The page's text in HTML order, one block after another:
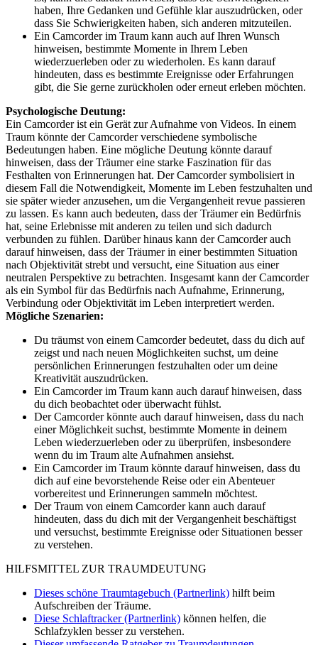
haben, Ihre Gedanken und Gefühle klar auszudrücken, oder
dass Sie Schwierigkeiten haben, sich anderen mitzuteilen.
Ein Camcorder im Traum kann auch auf Ihren Wunsch
hinweisen, bestimmte Momente in Ihrem Leben
wiederzuerleben oder zu wiederholen. Es kann darauf
hindeuten, dass es bestimmte Ereignisse oder Erfahrungen
gibt, die Sie gerne zurückholen oder erneut erleben möchten.
Psychologische Deutung:
Ein Camcorder ist ein Gerät zur Aufnahme von Videos. In einem
Traum könnte der Camcorder verschiedene symbolische
Bedeutungen haben. Eine mögliche Deutung könnte darauf
hinweisen, dass der Träumer eine starke Faszination für das
Festhalten von Erinnerungen hat. Der Camcorder symbolisiert in
diesem Fall die Notwendigkeit, Momente im Leben festzuhalten und
sie später wieder anzusehen, um die Vergangenheit revue passieren
zu lassen. Es kann auch bedeuten, dass der Träumer ein Bedürfnis
hat, seine Erlebnisse mit anderen zu teilen und sich dadurch
verbunden zu fühlen. Darüber hinaus kann der Camcorder auch
darauf hinweisen, dass der Träumer in einer bestimmten Situation
nach Objektivität strebt und versucht, eine Situation aus einer
neutralen Perspektive zu betrachten. Insgesamt kann der Camcorder
als ein Symbol für das Bedürfnis nach Aufnahme, Erinnerung,
Verbindung oder Objektivität im Leben interpretiert werden.
Mögliche Szenarien:
Du träumst von einem Camcorder bedeutet, dass du dich auf
zeigst und nach neuen Möglichkeiten suchst, um deine
persönlichen Erinnerungen festzuhalten oder um deine
Kreativität auszudrücken.
Ein Camcorder im Traum kann auch darauf hinweisen, dass
du dich beobachtet oder überwacht fühlst.
Der Camcorder könnte auch darauf hinweisen, dass du nach
einer Möglichkeit suchst, bestimmte Momente in deinem
Leben wiederzuerleben oder zu überprüfen, insbesondere
wenn du im Traum alte Aufnahmen ansiehst.
Ein Camcorder im Traum könnte darauf hinweisen, dass du
dich auf eine bevorstehende Reise oder ein Abenteuer
vorbereitest und Erinnerungen sammeln möchtest.
Der Traum von einem Camcorder kann auch darauf
hindeuten, dass du dich mit der Vergangenheit beschäftigst
und versuchst, bestimmte Ereignisse oder Situationen besser
zu verstehen.
HILFSMITTEL ZUR TRAUMDEUTUNG
Dieses schöne Traumtagebuch (Partnerlink) hilft beim
Aufschreiben der Träume.
Diese Schlaftracker (Partnerlink) können helfen, die
Schlafzyklen besser zu verstehen.